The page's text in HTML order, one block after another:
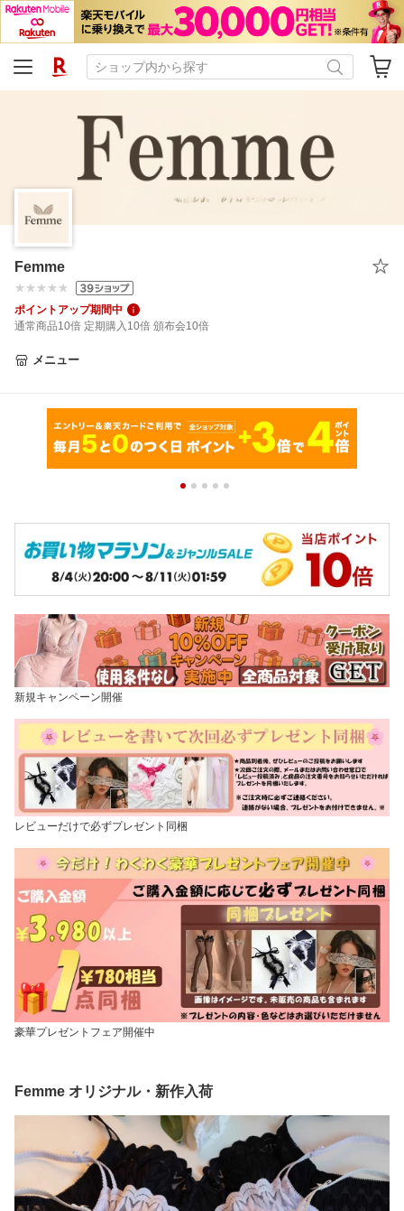
Femme
ポイントアップ期間中
通常商品10倍 定期購入10倍 頒布会10倍
メニュー
新規キャンペーン開催
レビューだけで必ずプレゼント同梱
豪華プレゼントフェア開催中
Femme オリジナル・新作入荷